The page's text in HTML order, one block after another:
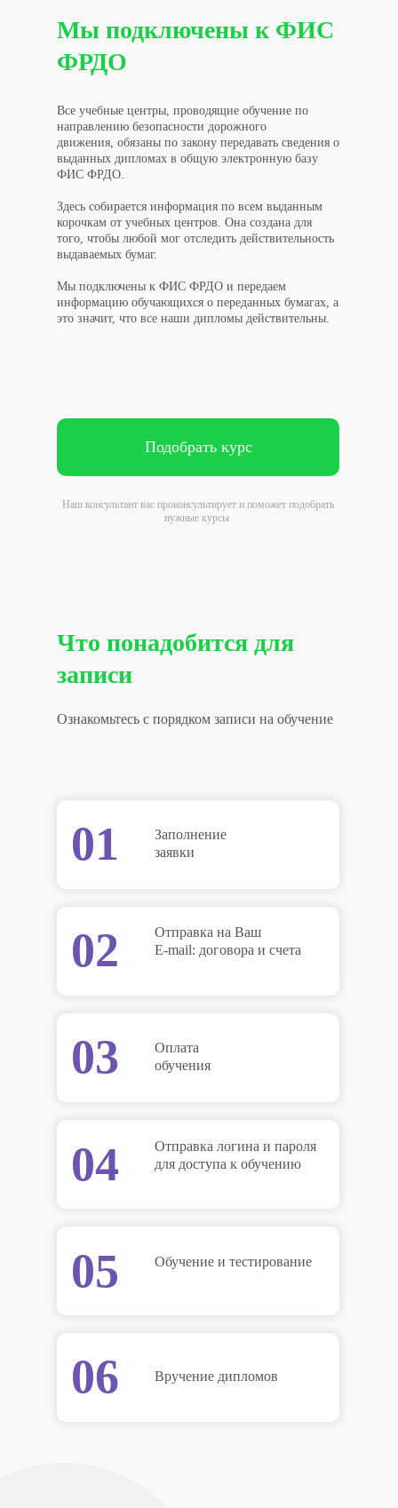
Все учебные центры, проводящие обучение по
направлению безопасности дорожного
движения, обязаны по закону передавать сведения о
выданных дипломах в общую электронную базу
ФИС ФРДО.
Здесь собирается информация по всем выданным
корочкам от учебных центров. Она создана для
того, чтобы любой мог отследить действительность
выдаваемых бумаг.
Мы подключены к ФИС ФРДО и передаем
информацию обучающихся о переданных бумагах, а
это значит, что все наши дипломы действительны.
Наш консультант вас проконсультирует и поможет подобрать
нужные курсы
Подобрать курс
Мы подключены к ФИС
ФРДО
Что понадобится для
записи
Ознакомьтесь с порядком записи на обучение
01
02
03
04
05
06
Заполнение
заявки
Отправка на Ваш
E-mail: договора и счета
Оплата
обучения
Отправка логина и пароля
для доступа к обучению
Обучение и тестирование
Вручение дипломов